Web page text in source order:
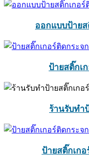
ออกแบบป้าย
ป้ายสติ๊กเ
ร้านรับทำ
ป้ายสติ๊กเก